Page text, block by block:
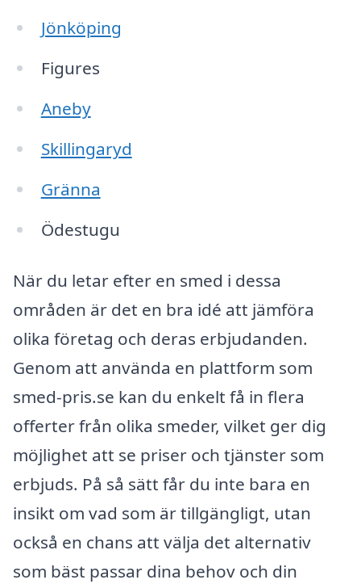
Jönköping
Figures
Aneby
Skillingaryd
Gränna
Ödestugu
När du letar efter en smed i dessa
områden är det en bra idé att jämföra
olika företag och deras erbjudanden.
Genom att använda en plattform som
smed-pris.se kan du enkelt få in flera
offerter från olika smeder, vilket ger dig
möjlighet att se priser och tjänster som
erbjuds. På så sätt får du inte bara en
insikt om vad som är tillgängligt, utan
också en chans att välja det alternativ
som bäst passar dina behov och din